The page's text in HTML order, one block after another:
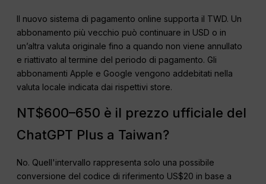
Il nuovo sistema di pagamento online supporta il TWD. Un
abbonamento più vecchio può continuare in USD o in
un’altra valuta originale fino a quando non viene annullato
e riattivato al termine del periodo di pagamento. Gli
abbonamenti Apple e Google vengono addebitati nella
valuta locale indicata dai rispettivi store.
NT$600–650 è il prezzo ufficiale del
ChatGPT Plus a Taiwan?
No. Quell'intervallo rappresenta solo una possibile
conversione del codice di riferimento US$20 in base a